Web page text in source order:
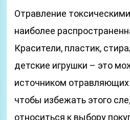
Отравление
наиболее
Красители, пластик,
детские игрушки – это
источником
чтобы избежать этого
относиться к выбору